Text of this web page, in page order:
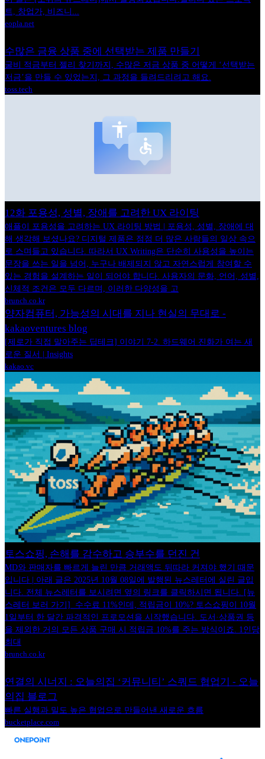
트, 창업가, 비즈니...
eopla.net
수많은 금융 상품 중에 선택받는 제품 만들기
굴비 적금부터 젤리 찾기까지, 수많은 저금 상품 중 어떻게 ‘선택받는
저금’을 만들 수 있었는지, 그 과정을 들려드리려고 해요.
toss.tech
12화 포용성, 성별, 장애를 고려한 UX 라이팅
애플이 포용성을 고려하는 UX 라이팅 방법 | 포용성, 성별, 장애에 대
해 생각해 보셨나요? 디지털 제품은 점점 더 많은 사람들의 일상 속으
로 스며들고 있습니다. 따라서 UX Writing은 단순히 사용성을 높이는
문장을 쓰는 일을 넘어, 누구나 배제되지 않고 자연스럽게 참여할 수
있는 경험을 설계하는 일이 되어야 합니다. 사용자의 문화, 언어, 성별,
신체적 조건은 모두 다르며, 이러한 다양성을 고
brunch.co.kr
양자컴퓨터, 가능성의 시대를 지나 현실의 무대로 -
kakaoventures blog
[제로가 직접 말아주는 딥테크] 이야기 7-2. 하드웨어 진화가 여는 새
로운 질서 | Insights
kakao.vc
토스쇼핑, 손해를 감수하고 승부수를 던진 건
MD와 판매자를 빠르게 늘린 만큼 거래액도 뒤따라 커져야 했기 때문
입니다 | 아래 글은 2025년 10월 08일에 발행된 뉴스레터에 실린 글입
니다. 전체 뉴스레터를 보시려면 옆의 링크를 클릭하시면 됩니다. [뉴
스레터 보러 가기] ​ 수수료 11%인데, 적립금이 10%? 토스쇼핑이 10월
1일부터 한 달간 파격적인 프로모션을 시작했습니다. 도서·상품권 등
을 제외한 거의 모든 상품 구매 시 적립금 10%를 주는 방식이죠. 1인당
최대
brunch.co.kr
연결의 시너지 : 오늘의집 ‘커뮤니티’ 스쿼드 협업기 - 오늘
의집 블로그
빠른 실행과 밀도 높은 협업으로 만들어낸 새로운 흐름
bucketplace.com